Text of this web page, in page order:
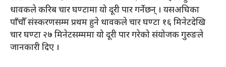
धावकले करिब चार घण्टामा यो दूरी पार गर्नेछन् । यसअघिका
पाँचौँ संस्करणसम्म प्रथम हुने धावकले चार घण्टा १६ मिनेटदेखि
चार घण्टा २७ मिनेटसम्ममा यो दूरी पार गरेको संयोजक गुरुङले
जानकारी दिए ।